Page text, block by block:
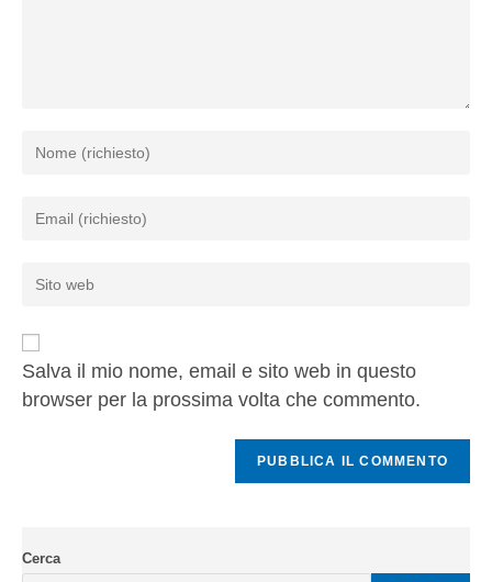
Salva il mio nome, email e sito web in questo
browser per la prossima volta che commento.
Cerca